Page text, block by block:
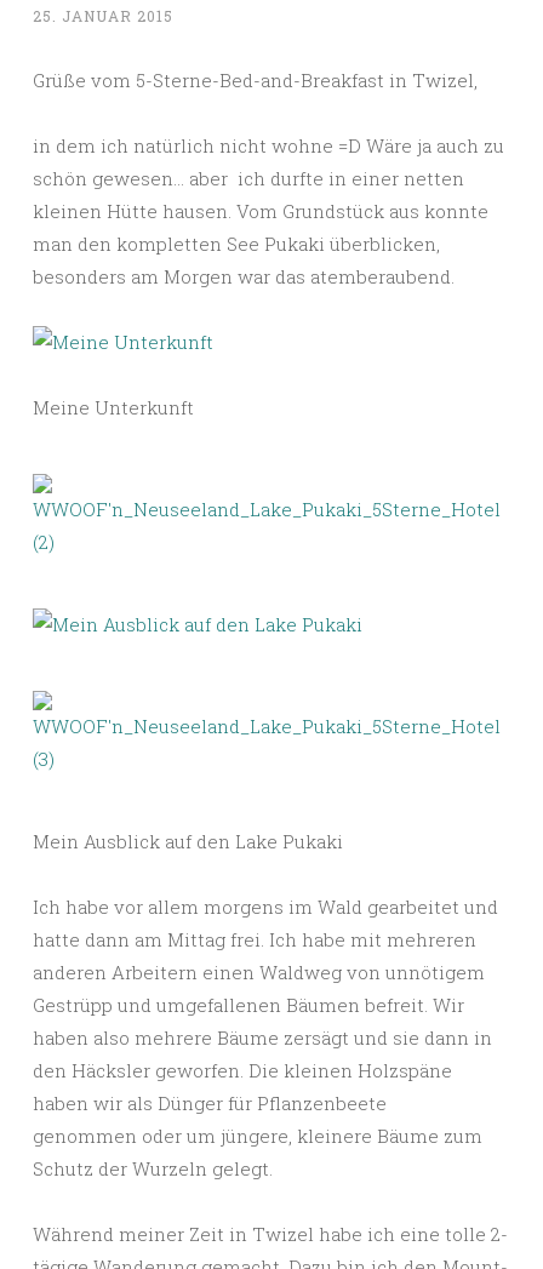
25. JANUAR 2015
Grüße vom 5-Sterne-Bed-and-Breakfast in Twizel,
in dem ich natürlich nicht wohne =D Wäre ja auch zu
schön gewesen… aber ich durfte in einer netten
kleinen Hütte hausen. Vom Grundstück aus konnte
man den kompletten See Pukaki überblicken,
besonders am Morgen war das atemberaubend.
Meine Unterkunft
Mein Ausblick auf den Lake Pukaki
Ich habe vor allem morgens im Wald gearbeitet und
hatte dann am Mittag frei. Ich habe mit mehreren
anderen Arbeitern einen Waldweg von unnötigem
Gestrüpp und umgefallenen Bäumen befreit. Wir
haben also mehrere Bäume zersägt und sie dann in
den Häcksler geworfen. Die kleinen Holzspäne
haben wir als Dünger für Pflanzenbeete
genommen oder um jüngere, kleinere Bäume zum
Schutz der Wurzeln gelegt.
Während meiner Zeit in Twizel habe ich eine tolle 2-